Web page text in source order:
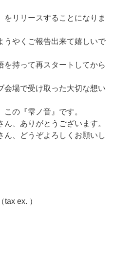
をリリースすることになりま
やくご報告出来て嬉しいで
を持って再スタートしてから
会場で受け取った大切な想い
の『雫ノ音』です。
、ありがとうございます。
ん、どうぞよろしくお願いし
ex. ）